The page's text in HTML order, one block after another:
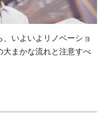
いよいよリノベーショ
大まかな流れと注意すべ